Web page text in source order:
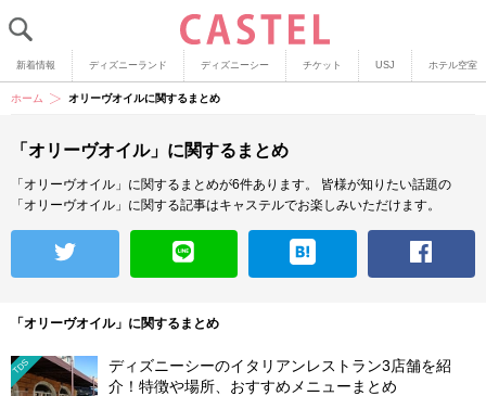
新着情報 ディズニーランド ディズニーシー チケット USJ ホテル空室
ホーム オリーヴオイルに関するまとめ
「オリーヴオイル」に関するまとめ
「オリーヴオイル」に関するまとめが6件あります。
皆様が知りたい話題の
「オリーヴオイル」に関する記事はキャステルでお楽しみいただけます。
「オリーヴオイル」に関するまとめ
TDS
ディズニーシーのイタリアンレストラン3店舗を紹
介！特徴や場所、おすすめメニューまとめ